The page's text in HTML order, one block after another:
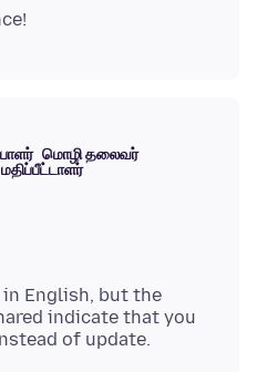
மொழி தலைவர்
மதிப்பீட்டாளர்
English, but the
indicate that you